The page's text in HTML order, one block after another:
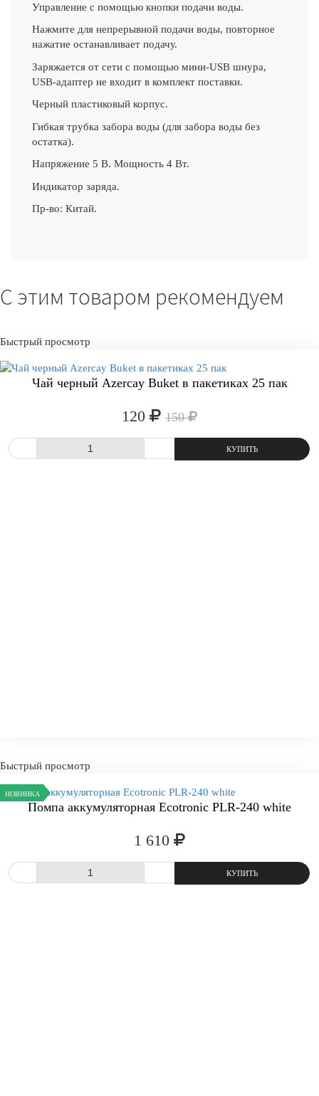
Управление с помощью кнопки подачи воды.
Нажмите для непрерывной подачи воды, повторное
нажатие останавливает подачу.
Заряжается от сети с помощью мини-USB шнура,
USB-адаптер не входит в комплект поставки.
Черный пластиковый корпус.
Гибкая трубка забора воды (для забора воды без
остатка).
Напряжение 5 В. Мощность 4 Вт.
Индикатор заряда.
Пр-во: Китай.
С этим товаром рекомендуем
Быстрый просмотр
Чай черный Azercay Buket в пакетиках 25 пак
120 150
Быстрый просмотр
НОВИНКА
Помпа аккумуляторная Ecotronic PLR-240 white
1 610